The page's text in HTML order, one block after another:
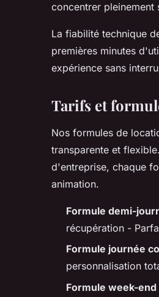
concentrer pleinement
La fiabilité technique
premières minutes
expérience sans
Tarifs et
Nos formules de
transparente et
d'entreprise, chaque
animation.
Formule demi-
récupération -
Formule journée
personnalisation
Formule week-end